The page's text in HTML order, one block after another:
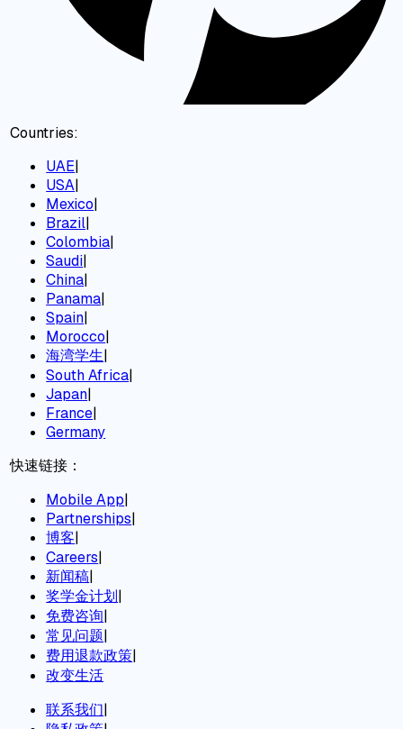
Countries:
UAE|
USA|
Mexico|
Brazil|
Colombia|
Saudi|
China|
Panama|
Spain|
Morocco|
海湾学生|
South Africa|
Japan|
France|
Germany
快速链接：
Mobile App|
Partnerships|
博客|
Careers|
新闻稿|
奖学金计划|
免费咨询|
常见问题|
费用退款政策|
改变生活
联系我们|